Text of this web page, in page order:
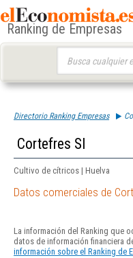
Ranking de Empresas
Directorio Ranking Empresas
Cortefres Sl
Cultivo de cítricos | Huelva
Datos comerciales de
La información del Ranking que
datos de información financiera
información sobre el Ranking de